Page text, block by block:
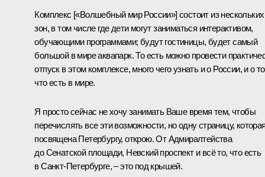
Комплекс [«Волшебный мир России»] состоит из нескольких
зон, в том числе где дети могут заниматься интерактивом,
обучающими программами; будут гостиницы, будет самый
большой в мире аквапарк. То есть можно провести
отпуск в этом комплексе, много чего узнать и о России, и о
что есть в мире.
Я просто сейчас не хочу занимать Ваше время тем, чтобы
перечислять все эти возможности, но одну страницу,
посвящена Петербургу, открою. От Адмиралтейства
до Сенатской площади, Невский проспект и всё то, что есть
в Санкт-Петербурге, – это под крышей.